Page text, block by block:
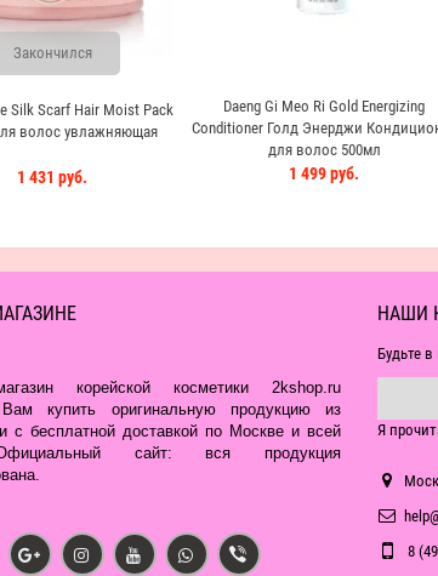
Закончился
Silk Scarf Hair Moist Pack
волос увлажняющая
1 431 руб.
Daeng Gi Meo Ri Gold Energizing
Conditioner Голд Энерджи
для волос 500мл
1 499 руб.
корейской косметики 2kshop.ru
Вам купить оригинальную продукцию из
с бесплатной доставкой по Москве и всей
сайт: вся продукция
НАШИ
Будьте
Я
8